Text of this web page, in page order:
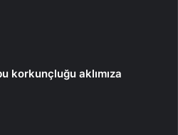
korkunçluğu aklımıza